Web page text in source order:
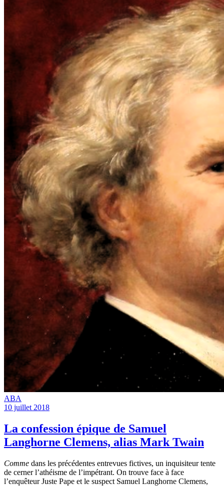
ABA
10 juillet 2018
La confession épique de Samuel
Langhorne Clemens, alias Mark Twain
Comme dans les précédentes entrevues fictives, un inquisiteur tente
de cerner l’athéisme de l’impétrant. On trouve face à face
l’enquêteur Juste Pape et le suspect Samuel Langhorne Clemens,